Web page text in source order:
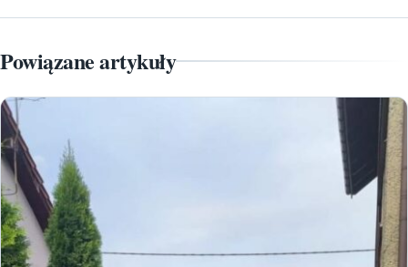
Powiązane artykuły